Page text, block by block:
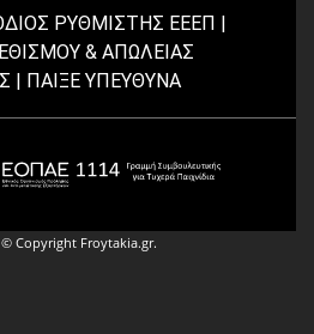
ΡΥΘΜΙΣΤΗΣ ΕΕΕΠ |
& ΑΠΩΛΕΙΑΣ
| ΠΑΙΞΕ ΥΠΕΥΘΥΝΑ
© Copyright Froytakia.gr.